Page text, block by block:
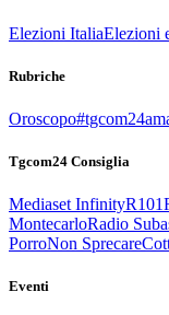
Elezioni ItaliaElezioni
Rubriche
Oroscopo
Tgcom24 Consiglia
Mediaset InfinityR101
MontecarloRadio
PorroNon Sprecare
Eventi